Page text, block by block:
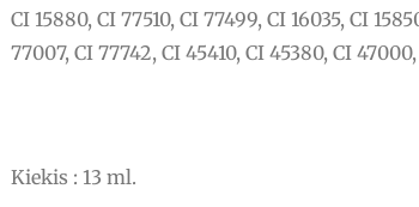
CI 15880, CI 77510, CI 77499, CI 16035, CI
77007, CI 77742, CI 45410, CI 45380, CI
Kiekis : 13 ml.